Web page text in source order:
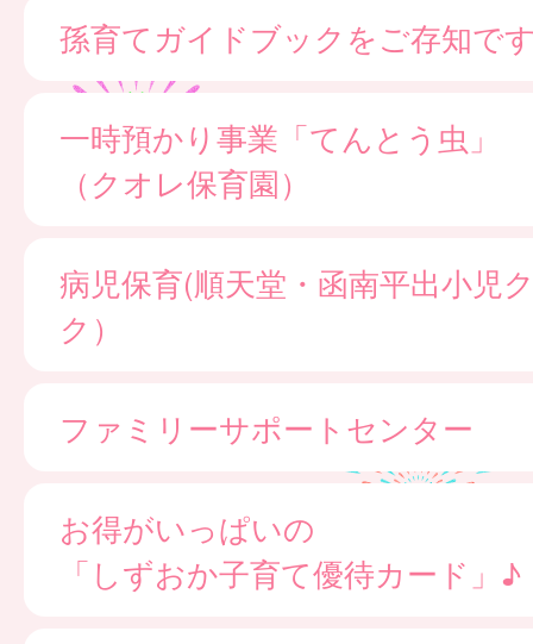
孫育てガイドブックをご存知で
一時預かり事業「てんとう虫」
（クオレ保育園）
病児保育(順天堂・函南平出小児
ク）
ファミリーサポートセンター
お得がいっぱいの
「しずおか子育て優待カード」♪